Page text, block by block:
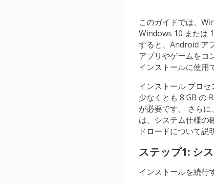
このガイドでは、
Windows 10 または
すると、Android ア
アプリやゲームをコ
インストールに使用
インストール プロ
少なくとも 8 GB の
が必要です。 さら
は、システム仕様の
ドロードについて説
ステップ1: シ
インストールを続行